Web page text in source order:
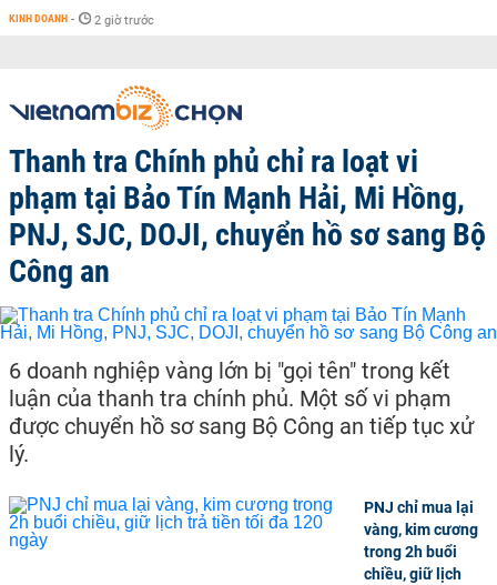
KINH DOANH - 2 giờ trước
Thanh tra Chính phủ chỉ ra loạt vi
phạm tại Bảo Tín Mạnh Hải, Mi Hồng,
PNJ, SJC, DOJI, chuyển hồ sơ sang Bộ
Công an
6 doanh nghiệp vàng lớn bị "gọi tên" trong kết
luận của thanh tra chính phủ. Một số vi phạm
được chuyển hồ sơ sang Bộ Công an tiếp tục xử
lý.
PNJ chỉ mua lại
vàng, kim cương
trong 2h buổi
chiều, giữ lịch